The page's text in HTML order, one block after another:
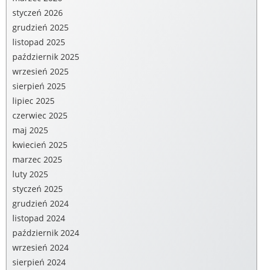
styczeń 2026
grudzień 2025
listopad 2025
październik 2025
wrzesień 2025
sierpień 2025
lipiec 2025
czerwiec 2025
maj 2025
kwiecień 2025
marzec 2025
luty 2025
styczeń 2025
grudzień 2024
listopad 2024
październik 2024
wrzesień 2024
sierpień 2024